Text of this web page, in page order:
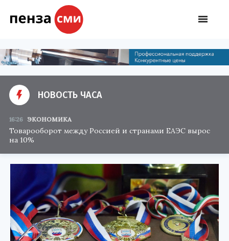
НОВОСТЬ ЧАСА
16:26 ЭКОНОМИКА
Товарооборот между Россией и странами ЕАЭС вырос
на 10%